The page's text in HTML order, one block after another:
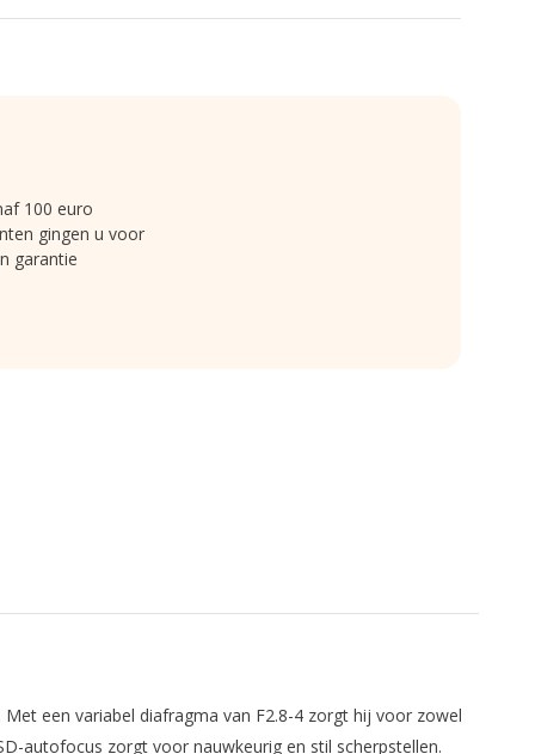
100 euro
gingen u voor
garantie
een variabel diafragma van F2.8-4 zorgt hij voor zowel
autofocus zorgt voor nauwkeurig en stil scherpstellen.